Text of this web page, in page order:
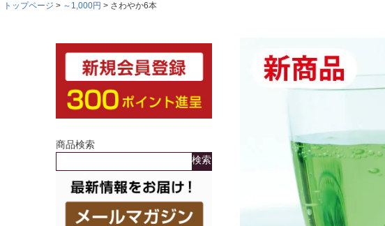
トップページ
～1,000円 さわやか6本
商品検索
検索